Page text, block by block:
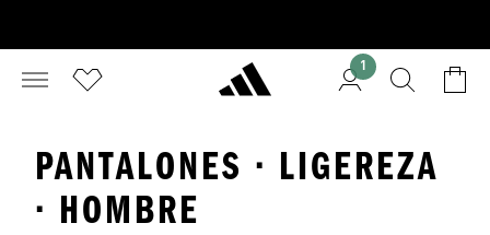
1
PANTALONES · LIGEREZA
· HOMBRE